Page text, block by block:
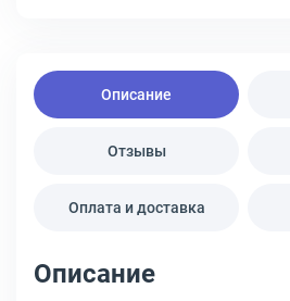
Описание
Отзывы
Оплата и доставка
Описание